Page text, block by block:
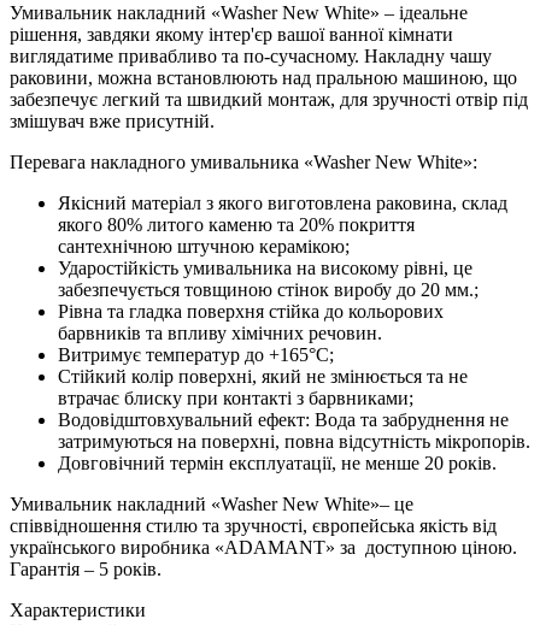
Умивальник накладний «Washer New White» – ідеальне
рішення, завдяки якому інтер'єр вашої ванної кімнати
виглядатиме привабливо та по-сучасному. Накладну чашу
раковини, можна встановлюють над пральною машиною, що
забезпечує легкий та швидкий монтаж, для зручності отвір під
змішувач вже присутній.
Перевага накладного умивальника «Washer New White»:
Якісний матеріал з якого виготовлена ​​раковина, склад
якого 80% литого каменю та 20% покриття
сантехнічною штучною керамікою;
Ударостійкість умивальника на високому рівні, це
забезпечується товщиною стінок виробу до 20 мм.;
Рівна та гладка поверхня стійка до кольорових
барвників та впливу хімічних речовин.
Витримує температур до +165°C;
Стійкий колір поверхні, який не змінюється та не
втрачає блиску при контакті з барвниками;
Водовідштовхувальний ефект: Вода та забруднення не
затримуються на поверхні, повна відсутність мікропорів.
Довговічний термін експлуатації, не менше 20 років.
Умивальник накладний «Washer New White»– це
співвідношення стилю та зручності, європейська якість від
українського виробника «ADAMANT» за доступною ціною.
Гарантія – 5 років.
Характеристики